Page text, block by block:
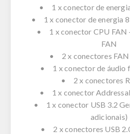
• 1 x conector de
• 1 x conector de energia
• 1 x conector CPU FAN
FAN
• 2 x conectores FAN
• 1 x conector de áudio
• 2 x conectores
• 1 x conector
• 1 x conector USB 3.2
adicionais)
• 2 x conectores USB